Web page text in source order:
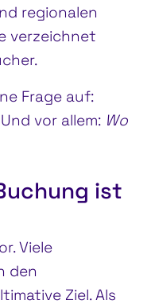
regionalen
verzeichnet
Frage auf:
vor allem: Wo
ist
Viele
den
Ziel. Als